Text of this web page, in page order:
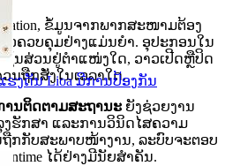
ຂໍ້ມູນຈາກພາກສະໜາມຕ້ອງ
ວຄວບຄຸມຢ່າງແມ່ນຍຳ. ອຸປະກອນໃນ
ນສ່ວນຢູ່ຕຳແໜ່ງໃດ, ວາວເປີດຫຼືປິດ
ນຖືກສັ່ງໃນເວລາໃດ.
ານຕິດຕາມສະຖານະ ຍັງຊ່ວຍງານ
ຮັກສາ ແລະການວິນິດໄສຄວາມ
ຖືກກັບສະພາບໜ້າງານ, ລະບົບຈະຕອບ
ໄດ້ຢ່າງມີນັຍສຳຄັນ.
ຮງດັນ Lioa ມີການປ້ອງກັນ